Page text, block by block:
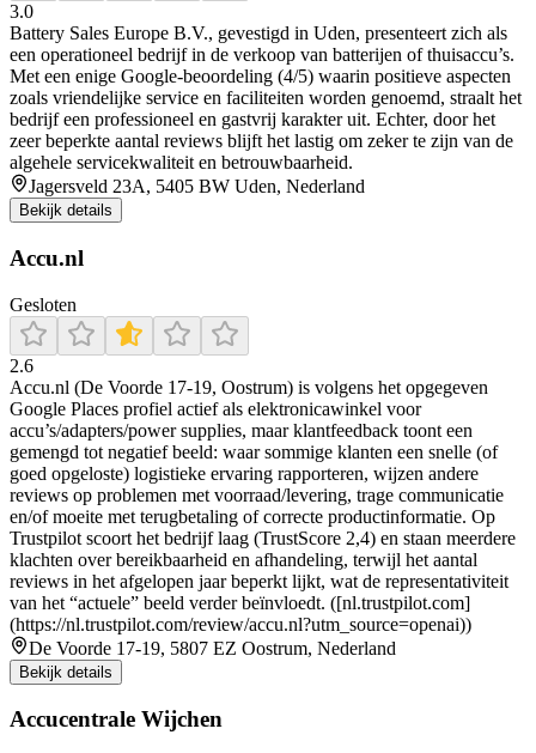
3.0
Battery Sales Europe B.V., gevestigd in Uden, presenteert zich als
een operationeel bedrijf in de verkoop van batterijen of thuisaccu’s.
Met een enige Google-beoordeling (4/5) waarin positieve aspecten
zoals vriendelijke service en faciliteiten worden genoemd, straalt het
bedrijf een professioneel en gastvrij karakter uit. Echter, door het
zeer beperkte aantal reviews blijft het lastig om zeker te zijn van de
algehele servicekwaliteit en betrouwbaarheid.
Jagersveld 23A, 5405 BW Uden, Nederland
Bekijk details
Accu.nl
Gesloten
2.6
Accu.nl (De Voorde 17-19, Oostrum) is volgens het opgegeven
Google Places profiel actief als elektronicawinkel voor
accu’s/adapters/power supplies, maar klantfeedback toont een
gemengd tot negatief beeld: waar sommige klanten een snelle (of
goed opgeloste) logistieke ervaring rapporteren, wijzen andere
reviews op problemen met voorraad/levering, trage communicatie
en/of moeite met terugbetaling of correcte productinformatie. Op
Trustpilot scoort het bedrijf laag (TrustScore 2,4) en staan meerdere
klachten over bereikbaarheid en afhandeling, terwijl het aantal
reviews in het afgelopen jaar beperkt lijkt, wat de representativiteit
van het “actuele” beeld verder beïnvloedt. ([nl.trustpilot.com]
(https://nl.trustpilot.com/review/accu.nl?utm_source=openai))
De Voorde 17-19, 5807 EZ Oostrum, Nederland
Bekijk details
Accucentrale Wijchen